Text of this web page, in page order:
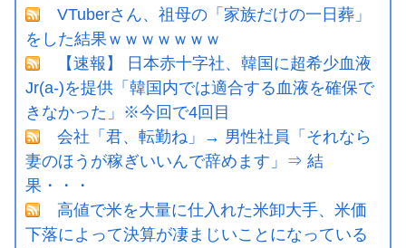
VTuberさん、祖母の「家族だけの一日葬」
をした結果ｗｗｗｗｗｗｗ
【速報】 日本赤十字社、韓国に超希少血液
Jr(a-)を提供「韓国内では適合する血液を確保で
きなかった」※今回で4回目
会社「君、転勤ね」→ 男性社員「それなら
妻のほうが稼ぎいいんで辞めます」⇒ 結
果・・・
高値で米を大量に仕入れた米卸大手、米価
下落によって決算が凄まじいことになっている